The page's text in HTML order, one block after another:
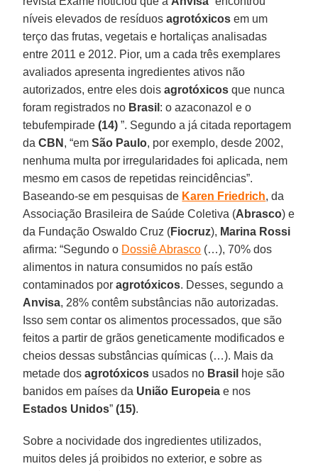
níveis elevados de resíduosagrotóxicos em um
terço das frutas, vegetais e hortaliças analisadas
entre 2011 e 2012. Pior, um a cada três exemplares
avaliados apresenta ingredientes ativos não
autorizados, entre eles doisagrotóxicos que nunca
foram registrados no Brasil : o azaconazol e o
tebufempirade(14) ”. Segundo a já citada reportagem
daCBN , “emSão Paulo, por exemplo, desde 2002,
nenhuma multa por irregularidades foi aplicada, nem
mesmo em casos de repetidas reincidências”.
Baseando-se em pesquisas de Karen Friedrich, da
Associação Brasileira de Saúde Coletiva (Abrasco) e
da Fundação Oswaldo Cruz (Fiocruz), Marina Rossi
afirma: “Segundo o Dossiê Abrasco (…), 70% dos
alimentos in natura consumidos no país estão
contaminados poragrotóxicos. Desses, segundo a
Anvisa, 28% contêm substâncias não autorizadas.
Isso sem contar os alimentos processados, que são
feitos a partir de grãos geneticamente modificados e
cheios dessas substâncias químicas (…). Mais da
metade dosagrotóxicos usados no Brasil hoje são
banidos em países da União Europeia e nos
Estados Unidos”(15).
Sobre a nocividade dos ingredientes utilizados,
muitos deles já proibidos no exterior, e sobre as